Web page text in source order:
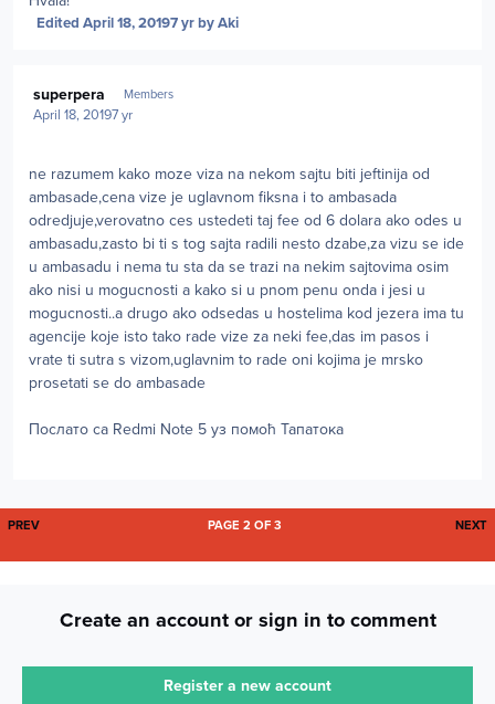
Edited April 18, 20197 yrby Aki
superpera Members
April 18, 20197 yr
ne razumem kako moze viza na nekom sajtu biti jeftinija od
ambasade,cena vize je uglavnom fiksna i to ambasada
odredjuje,verovatno ces ustedeti taj fee od 6 dolara ako odes u
ambasadu,zasto bi ti s tog sajta radili nesto dzabe,za vizu se ide
u ambasadu i nema tu sta da se trazi na nekim sajtovima osim
ako nisi u mogucnosti a kako si u pnom penu onda i jesi u
mogucnosti..a drugo ako odsedas u hostelima kod jezera ima tu
agencije koje isto tako rade vize za neki fee,das im pasos i
vrate ti sutra s vizom,uglavnim to rade oni kojima je mrsko
prosetati se do ambasade
Послато са Redmi Note 5 уз помоћ Тапатока
FIRST PAGE
PREV NEXT
PAGE 2 OF 3
Create an account or sign in to comment
Register a new account